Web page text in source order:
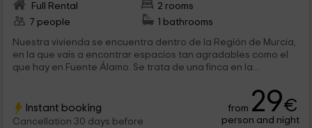
Full Rental
2 rooms
7 people
1 bathrooms
Nuestra vivienda se encuentra dentro de la Región de Murcia,
en la que vais a encontrar espacios tan agradables como el
que hay en Fuente Álamo. Se trata de una finca en la...
Instant booking
Cancellation 30 days before
from 29€
person and night